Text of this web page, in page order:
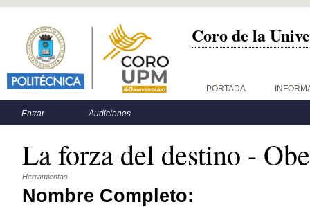
Coro de la
Menú principal PORTADA
Menú secundario
Entrar Audiciones
La forza del destino -
Herramientas
Nombre Completo: